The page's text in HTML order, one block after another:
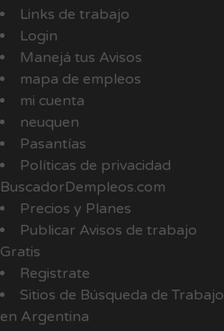
Links de trabajo
Login
Manejá tus Avisos
mapa de empleos
mi cuenta
neuquen
Pasantías
Políticas de privacidad
BuscadorDempleos.com
Precios y Planes
Publicar Avisos de trabajo
Gratis
Registrate
Sitios de Búsqueda de Trabajo
en Argentina